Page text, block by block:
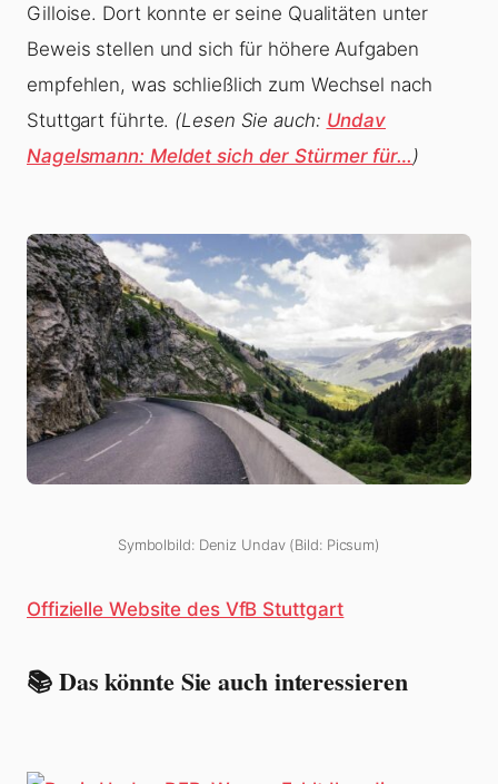
Gilloise. Dort konnte er seine Qualitäten unter
Beweis stellen und sich für höhere Aufgaben
empfehlen, was schließlich zum Wechsel nach
Stuttgart führte. (Lesen Sie auch: Undav
Nagelsmann: Meldet sich der Stürmer für…)
Symbolbild: Deniz Undav (Bild: Picsum)
Offizielle Website des VfB Stuttgart
📚 Das könnte Sie auch interessieren